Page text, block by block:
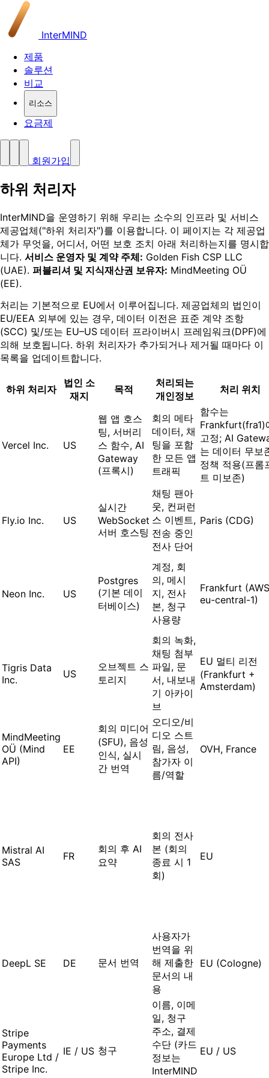
InterMIND
제품
솔루션
비교
리소스
요금제
회원가입
하위 처리자
InterMIND을 운영하기 위해 우리는 소수의 인프라 및 서비스
제공업체("하위 처리자")를 이용합니다. 이 페이지는 각 제공업
체가 무엇을, 어디서, 어떤 보호 조치 아래 처리하는지를 명시합
니다. 서비스 운영자 및 계약 주체: Golden Fish CSP LLC
(UAE). 퍼블리셔 및 지식재산권 보유자: MindMeeting OÜ
(EE).
처리는 기본적으로 EU에서 이루어집니다. 제공업체의 법인이
EU/EEA 외부에 있는 경우, 데이터 이전은 표준 계약 조항
(SCC) 및/또는 EU–US 데이터 프라이버시 프레임워크(DPF)에
의해 보호됩니다. 하위 처리자가 추가되거나 제거될 때마다 이
목록을 업데이트합니다.
하위 처리자
법인 소
재지
목적
처리되는
개인정보
처리 위치
Vercel Inc. US
웹 앱 호스
팅, 서버리
스 함수, AI
Gateway
(프록시)
회의 메타
데이터, 채
팅을 포함
한 모든 앱
트래픽
함수는
Frankfurt(fra1)
고정; AI
는 데이터 무보
정책 적용(프롬
트 미보존)
Fly.io Inc. US
실시간
WebSocket
서버 호스팅
채팅 팬아
웃, 컨퍼런
스 이벤트,
전송 중인
전사 단어
Paris (CDG)
Neon Inc. US
Postgres
(기본 데이
터베이스)
계정, 회
의, 메시
지, 전사
본, 청구
사용량
Frankfurt (AWS
eu-central-1)
Tigris Data
Inc.
US
오브젝트 스
토리지
회의 녹화,
채팅 첨부
파일, 문
서, 내보내
기 아카이
브
EU 멀티 리전
(Frankfurt +
Amsterdam)
MindMeeting
OÜ (Mind
API)
EE
회의 미디어
(SFU), 음성
인식, 실시
간 번역
오디오/비
디오 스트
림, 음성,
참가자 이
름/역할
OVH, France
Mistral AI
SAS
FR
회의 후 AI
요약
회의 전사
본 (회의
종료 시 1
회)
EU
DeepL SE DE 문서 번역
사용자가
번역을 위
해 제출한
문서의 내
용
EU (Cologne)
Stripe
Payments
Europe Ltd /
Stripe Inc.
IE / US 청구
이름, 이메
일, 청구
주소, 결제
수단 (카드
정보는
InterMIND
EU / US